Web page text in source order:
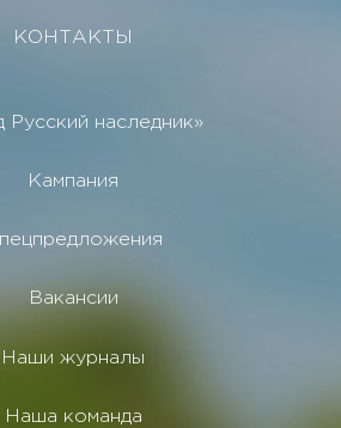
КОНТАКТЫ
Русский наследник»
Кампания
Вакансии
Наши журналы
Наша команда